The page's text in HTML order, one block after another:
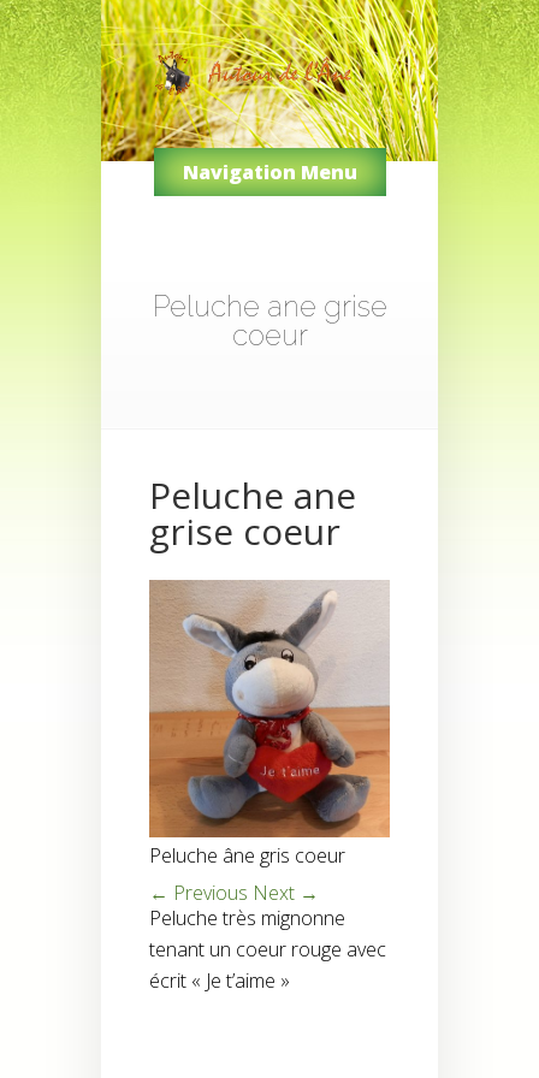
Navigation Menu
Peluche ane grise
coeur
Peluche ane
grise coeur
Peluche âne gris coeur
← Previous Next →
Peluche très mignonne
tenant un coeur rouge avec
écrit « Je t’aime »